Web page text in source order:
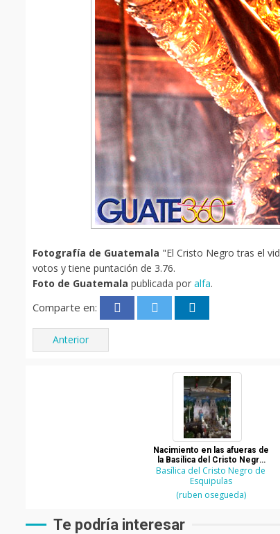
Fotografía de Guatemala "El Cristo Negro tras el
votos y tiene puntación de 3.76.
Foto de Guatemala publicada por alfa.
Comparte en:
Anterior
Nacimiento en las afueras de
la Basílica del Cristo Negro
de Esquipulas
Basílica del Cristo Negro de
Esquipulas
(ruben osegueda)
Te podría interesar